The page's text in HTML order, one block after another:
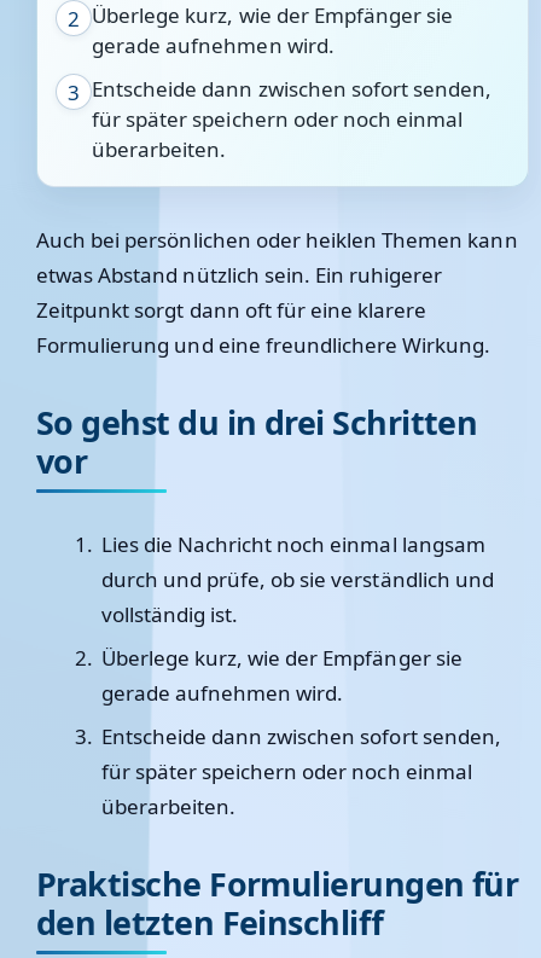
2 Überlege kurz, wie der Empfänger sie
gerade aufnehmen wird.
3 Entscheide dann zwischen sofort senden,
für später speichern oder noch einmal
überarbeiten.
Auch bei persönlichen oder heiklen Themen kann
etwas Abstand nützlich sein. Ein ruhigerer
Zeitpunkt sorgt dann oft für eine klarere
Formulierung und eine freundlichere Wirkung.
So gehst du in drei Schritten
vor
Lies die Nachricht noch einmal langsam
durch und prüfe, ob sie verständlich und
vollständig ist.
Überlege kurz, wie der Empfänger sie
gerade aufnehmen wird.
Entscheide dann zwischen sofort senden,
für später speichern oder noch einmal
überarbeiten.
Praktische Formulierungen für
den letzten Feinschliff